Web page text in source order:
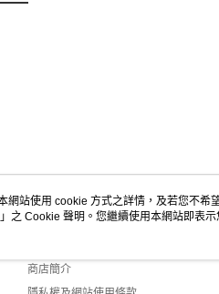
關於我們
商店簡介
網站使用 cookie 方式之詳情，及若您不希
」之 Cookie 聲明。您繼續使用本網站即表